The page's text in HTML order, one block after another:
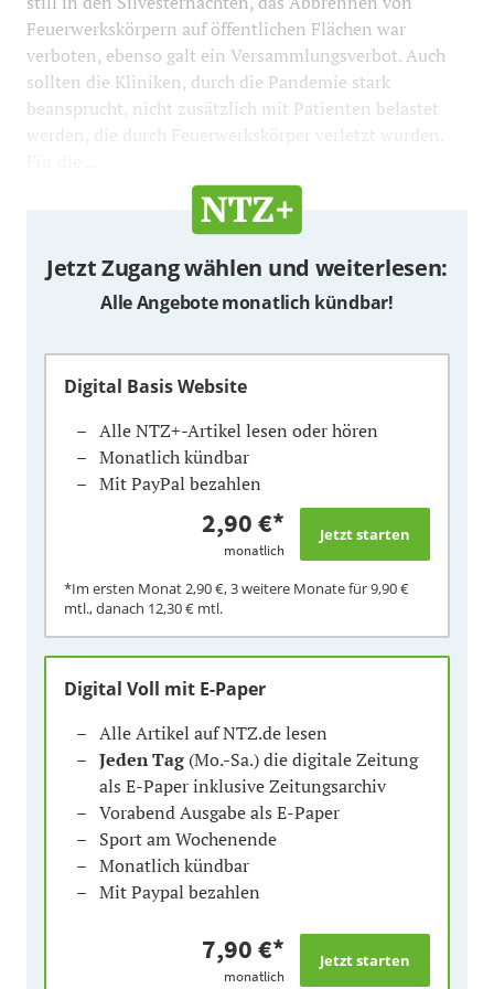
Feuerwerkskörpern auf öffentlichen Flächen war
verboten, ebenso galt ein Versammlungsverbot. Auch
sollten die Kliniken, durch die Pandemie stark
beansprucht, nicht zusätzlich mit Patienten belastet
werden, die durch Feuerwerkskörper verletzt wurden.
Jetzt Zugang wählen und weiterlesen:
Alle Angebote monatlich kündbar!
Digital Basis Website
Alle NTZ+-Artikel lesen oder hören
Monatlich kündbar
Mit PayPal bezahlen
2,90 €*
monatlich
*Im ersten Monat2,90 €, 3 weitere Monate für9,90 €
mtl., danach 12,30 € mtl.
Digital Voll mit E-Paper
Alle Artikel auf NTZ.de lesen
Jeden Tag(Mo.-Sa.) die digitale Zeitung
als E-Paper inklusive Zeitungsarchiv
Vorabend Ausgabe als E-Paper
Sport am Wochenende
Monatlich kündbar
Mit Paypal bezahlen
7,90 €*
monatlich